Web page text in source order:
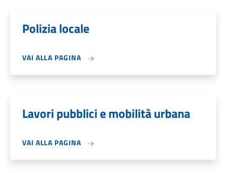
Polizia locale
VAI ALLA PAGINA
Lavori pubblici e mobilità urbana
VAI ALLA PAGINA